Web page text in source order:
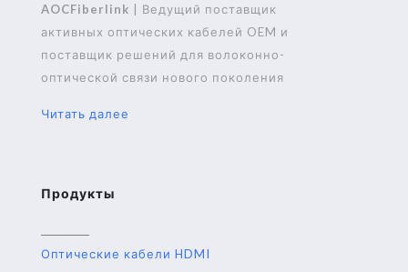
AOCFiberlink | Ведущий поставщик
активных оптических кабелей OEM и
поставщик решений для волоконно-
оптической связи нового поколения
Читать далее
Продукты
Оптические кабели HDMI